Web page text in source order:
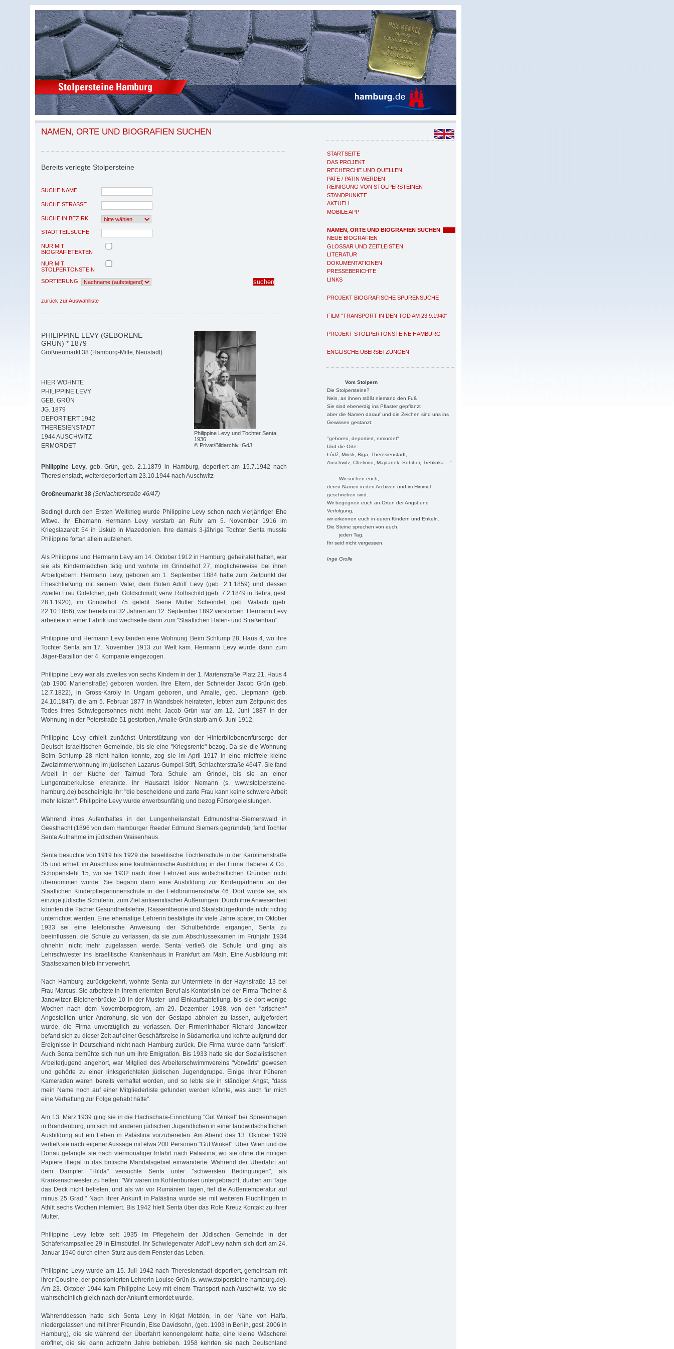
STARTSEITE
DAS PROJEKT
RECHERCHE UND QUELLEN
PATE / PATIN WERDEN
REINIGUNG VON STOLPERSTEINEN
STANDPUNKTE
AKTUELL
MOBILE APP
NAMEN, ORTE UND BIOGRAFIEN SUCHEN
NEUE BIOGRAFIEN
GLOSSAR UND ZEITLEISTEN
LITERATUR
DOKUMENTATIONEN
PRESSEBERICHTE
LINKS
PROJEKT BIOGRAFISCHE SPURENSUCHE
FILM "TRANSPORT IN DEN TOD AM 23.9.1940"
PROJEKT STOLPERTONSTEINE HAMBURG
ENGLISCHE ÜBERSETZUNGEN
Vom Stolpern
Die Stolpersteine?
Nein, an ihnen stößt niemand den Fuß
Sie sind ebenerdig ins Pflaster gepflanzt
aber die Namen darauf und die Zeichen sind uns ins
Gewissen gestanzt:
"geboren, deportiert, ermordet"
Und die Orte:
Łódź, Minsk, Riga, Theresienstadt,
Auschwitz, Chelmno, Majdanek, Sobibor, Treblinka ..."
Wir suchen euch,
deren Namen in den Archiven und im Himmel
geschrieben sind.
Wir begegnen euch an Orten der Angst und
Verfolgung,
wir erkennen euch in euren Kindern und Enkeln.
Die Steine sprechen von euch,
jeden Tag.
Ihr seid nicht vergessen.
Inge Grolle
NAMEN, ORTE UND BIOGRAFIEN SUCHEN
Bereits verlegte Stolpersteine
SUCHE NAME
SUCHE STRASSE
SUCHE IN BEZIRK
STADTTEILSUCHE
NUR MIT
BIOGRAFIETEXTEN
NUR MIT
STOLPERTONSTEIN
SORTIERUNG
zurück zur Auswahlliste
Philippine Levy und Tochter Senta,
1936
© Privat/Bildarchiv IGdJ
PHILIPPINE LEVY (GEBORENE
GRÜN) * 1879
Großneumarkt 38 (Hamburg-Mitte, Neustadt)
HIER WOHNTE
PHILIPPINE LEVY
GEB. GRÜN
JG. 1879
DEPORTIERT 1942
THERESIENSTADT
1944 AUSCHWITZ
ERMORDET
Philippine Levy,geb. Grün, geb. 2.1.1879 in Hamburg, deportiert am 15.7.1942 nach
Theresienstadt, weiterdeportiert am 23.10.1944 nach Auschwitz
Großneumarkt 38 (Schlachterstraße 46/47)
Bedingt durch den Ersten Weltkrieg wurde Philippine Levy schon nach vierjähriger Ehe
Witwe. Ihr Ehemann Hermann Levy verstarb an Ruhr am 5. November 1916 im
Kriegslazarett 54 in Üsküb in Mazedonien. Ihre damals 3-jährige Tochter Senta musste
Philippine fortan allein aufziehen.
Als Philippine und Hermann Levy am 14. Oktober 1912 in Hamburg geheiratet hatten, war
sie als Kindermädchen tätig und wohnte im Grindelhof 27, möglicherweise bei ihren
Arbeitgebern. Hermann Levy, geboren am 1. September 1884 hatte zum Zeitpunkt der
Eheschließung mit seinem Vater, dem Boten Adolf Levy (geb. 2.1.1859) und dessen
zweiter Frau Gidelchen, geb. Goldschmidt, verw. Rothschild (geb. 7.2.1849 in Bebra, gest.
28.1.1920), im Grindelhof 75 gelebt. Seine Mutter Scheindel, geb. Walach (geb.
22.10.1856), war bereits mit 32 Jahren am 12. September 1892 verstorben. Hermann Levy
arbeitete in einer Fabrik und wechselte dann zum "Staatlichen Hafen- und Straßenbau".
Philippine und Hermann Levy fanden eine Wohnung Beim Schlump 28, Haus 4, wo ihre
Tochter Senta am 17. November 1913 zur Welt kam. Hermann Levy wurde dann zum
Jäger-Bataillon der 4. Kompanie eingezogen.
Philippine Levy war als zweites von sechs Kindern in der 1. Marienstraße Platz 21, Haus 4
(ab 1900 Marienstraße) geboren worden. Ihre Eltern, der Schneider Jacob Grün (geb.
12.7.1822), in Gross-Karoly in Ungarn geboren, und Amalie, geb. Liepmann (geb.
24.10.1847), die am 5. Februar 1877 in Wandsbek heirateten, lebten zum Zeitpunkt des
Todes ihres Schwiegersohnes nicht mehr. Jacob Grün war am 12. Juni 1887 in der
Wohnung in der Peterstraße 51 gestorben, Amalie Grün starb am 6. Juni 1912.
Philippine Levy erhielt zunächst Unterstützung von der Hinterbliebenenfürsorge der
Deutsch-Israelitischen Gemeinde, bis sie eine "Kriegsrente" bezog. Da sie die Wohnung
Beim Schlump 28 nicht halten konnte, zog sie im April 1917 in eine mietfreie kleine
Zweizimmerwohnung im jüdischen Lazarus-Gumpel-Stift, Schlachterstraße 46/47. Sie fand
Arbeit in der Küche der Talmud Tora Schule am Grindel, bis sie an einer
Lungentuberkulose erkrankte. Ihr Hausarzt Isidor Nemann (s. www.stolpersteine-
hamburg.de) bescheinigte ihr: "die bescheidene und zarte Frau kann keine schwere Arbeit
mehr leisten". Philippine Levy wurde erwerbsunfähig und bezog Fürsorgeleistungen.
Während ihres Aufenthaltes in der Lungenheilanstalt Edmundsthal-Siemerswald in
Geesthacht (1896 von dem Hamburger Reeder Edmund Siemers gegründet), fand Tochter
Senta Aufnahme im jüdischen Waisenhaus.
Senta besuchte von 1919 bis 1929 die Israelitische Töchterschule in der Karolinenstraße
35 und erhielt im Anschluss eine kaufmännische Ausbildung in der Firma Haberer & Co.,
Schopenstehl 15, wo sie 1932 nach ihrer Lehrzeit aus wirtschaftlichen Gründen nicht
übernommen wurde. Sie begann dann eine Ausbildung zur Kindergärtnerin an der
Staatlichen Kinderpflegerinnenschule in der Feldbrunnenstraße 46. Dort wurde sie, als
einzige jüdische Schülerin, zum Ziel antisemitischer Äußerungen: Durch ihre Anwesenheit
könnten die Fächer Gesundheitslehre, Rassentheorie und Staatsbürgerkunde nicht richtig
unterrichtet werden. Eine ehemalige Lehrerin bestätigte ihr viele Jahre später, im Oktober
1933 sei eine telefonische Anweisung der Schulbehörde ergangen, Senta zu
beeinflussen, die Schule zu verlassen, da sie zum Abschlussexamen im Frühjahr 1934
ohnehin nicht mehr zugelassen werde. Senta verließ die Schule und ging als
Lehrschwester ins Israelitische Krankenhaus in Frankfurt am Main. Eine Ausbildung mit
Staatsexamen blieb ihr verwehrt.
Nach Hamburg zurückgekehrt, wohnte Senta zur Untermiete in der Haynstraße 13 bei
Frau Marcus. Sie arbeitete in ihrem erlernten Beruf als Kontoristin bei der Firma Theiner &
Janowitzer, Bleichenbrücke 10 in der Muster- und Einkaufsabteilung, bis sie dort wenige
Wochen nach dem Novemberpogrom, am 29. Dezember 1938, von den "arischen"
Angestellten unter Androhung, sie von der Gestapo abholen zu lassen, aufgefordert
wurde, die Firma unverzüglich zu verlassen. Der Firmeninhaber Richard Janowitzer
befand sich zu dieser Zeit auf einer Geschäftsreise in Südamerika und kehrte aufgrund der
Ereignisse in Deutschland nicht nach Hamburg zurück. Die Firma wurde dann "arisiert".
Auch Senta bemühte sich nun um ihre Emigration. Bis 1933 hatte sie der Sozialistischen
Arbeiterjugend angehört, war Mitglied des Arbeiterschwimmvereins "Vorwärts" gewesen
und gehörte zu einer linksgerichteten jüdischen Jugendgruppe. Einige ihrer früheren
Kameraden waren bereits verhaftet worden, und so lebte sie in ständiger Angst, "dass
mein Name noch auf einer Mitgliederliste gefunden werden könnte, was auch für mich
eine Verhaftung zur Folge gehabt hätte".
Am 13. März 1939 ging sie in die Hachschara-Einrichtung "Gut Winkel" bei Spreenhagen
in Brandenburg, um sich mit anderen jüdischen Jugendlichen in einer landwirtschaftlichen
Ausbildung auf ein Leben in Palästina vorzubereiten. Am Abend des 13. Oktober 1939
verließ sie nach eigener Aussage mit etwa 200 Personen "Gut Winkel". Über Wien und die
Donau gelangte sie nach viermonatiger Irrfahrt nach Palästina, wo sie ohne die nötigen
Papiere illegal in das britische Mandatsgebiet einwanderte. Während der Überfahrt auf
dem Dampfer "Hilda" versuchte Senta unter "schwersten Bedingungen", als
Krankenschwester zu helfen. "Wir waren im Kohlenbunker untergebracht, durften am Tage
das Deck nicht betreten, und als wir vor Rumänien lagen, fiel die Außentemperatur auf
minus 25 Grad." Nach ihrer Ankunft in Palästina wurde sie mit weiteren Flüchtlingen in
Athlit sechs Wochen interniert. Bis 1942 hielt Senta über das Rote Kreuz Kontakt zu ihrer
Mutter.
Philippine Levy lebte seit 1935 im Pflegeheim der Jüdischen Gemeinde in der
Schäferkampsallee 29 in Eimsbüttel. Ihr Schwiegervater Adolf Levy nahm sich dort am 24.
Januar 1940 durch einen Sturz aus dem Fenster das Leben.
Philippine Levy wurde am 15. Juli 1942 nach Theresienstadt deportiert, gemeinsam mit
ihrer Cousine, der pensionierten Lehrerin Louise Grün (s. www.stolpersteine-hamburg.de).
Am 23. Oktober 1944 kam Philippine Levy mit einem Transport nach Auschwitz, wo sie
wahrscheinlich gleich nach der Ankunft ermordet wurde.
Währenddessen hatte sich Senta Levy in Kirjat Motzkin, in der Nähe von Haifa,
niedergelassen und mit ihrer Freundin, Else Davidsohn, (geb. 1903 in Berlin, gest. 2006 in
Hamburg), die sie während der Überfahrt kennengelernt hatte, eine kleine Wäscherei
eröffnet, die sie dann achtzehn Jahre betrieben. 1958 kehrten sie nach Deutschland